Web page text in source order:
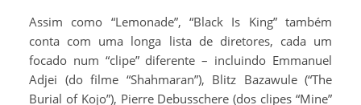
Assim como “Lemonade”, “Black Is King” também
conta com uma longa lista de diretores, cada um
focado num “clipe” diferente – incluindo Emmanuel
Adjei (do filme “Shahmaran”), Blitz Bazawule (“The
Burial of Kojo”), Pierre Debusschere (dos clipes “Mine”